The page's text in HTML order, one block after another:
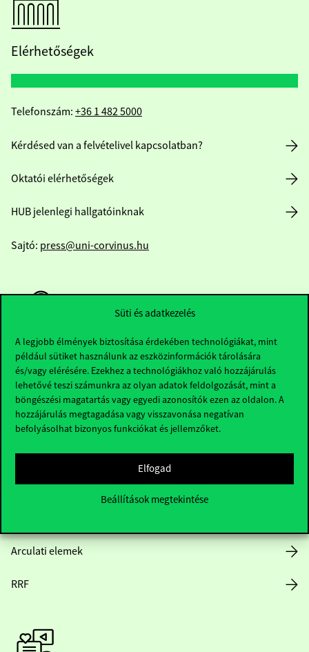
Süti és adatkezelés
A legjobb élmények biztosítása érdekében technológiákat, mint
például sütiket használunk az eszközinformációk tárolására
és/vagy elérésére. Ezekhez a technológiákhoz való hozzájárulás
lehetővé teszi számunkra az olyan adatok feldolgozását, mint a
böngészési magatartás vagy egyedi azonosítók ezen az oldalon. A
hozzájárulás megtagadása vagy visszavonása negatívan
befolyásolhat bizonyos funkciókat és jellemzőket.
Elfogad
Beállítások megtekintése
Elérhetőségek
Telefonszám: +36 1 482 5000
Kérdésed van a felvételivel kapcsolatban?
Oktatói elérhetőségek
HUB jelenlegi hallgatóinknak
Sajtó: press@uni-corvinus.hu
Hasznos linkek
Nyitvatartás
Házirend
Közérdekű adatok
Arculati elemek
RRF